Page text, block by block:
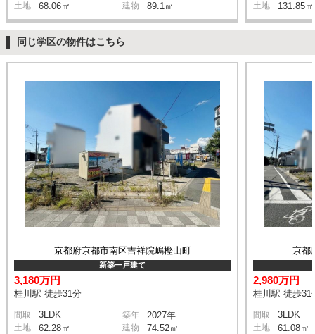
土地 68.06㎡ 建物 89.1㎡ 土地 131.85㎡
同じ学区の物件はこちら
京都府京都市南区吉祥院嶋樫山町
新築一戸建て
3,180万円
桂川駅 徒歩31分
間取 3LDK 築年 2027年
土地 62.28㎡ 建物 74.52㎡
京都
2,980万円
桂川駅 徒歩31
間取 3LDK
土地 61.08㎡